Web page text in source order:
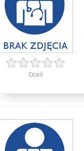
Oceń